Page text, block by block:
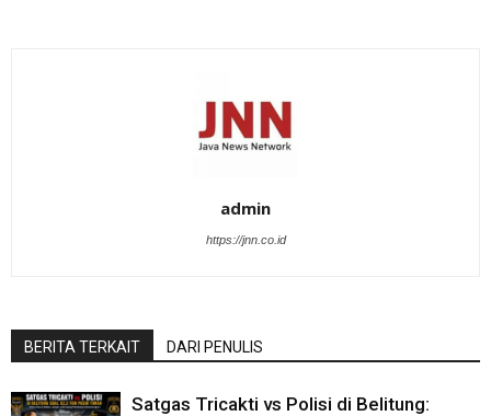
admin
https://jnn.co.id
BERITA TERKAIT DARI PENULIS
Satgas Tricakti vs Polisi di Belitung: